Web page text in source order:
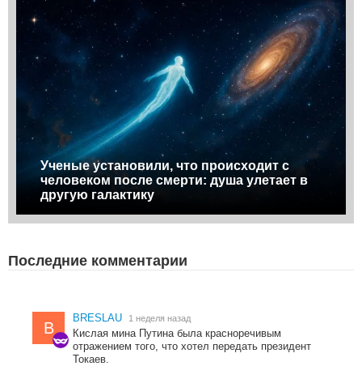
Ученые установили, что происходит с
человеком после смерти: душа улетает в
другую галактику
Последние комментарии
B
BRESLAU 1 неделя назад
Кислая мина Путина была красноречивым
отражением того, что хотел передать президент
Токаев.